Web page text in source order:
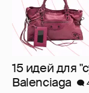
15 идей для
Balenciaga